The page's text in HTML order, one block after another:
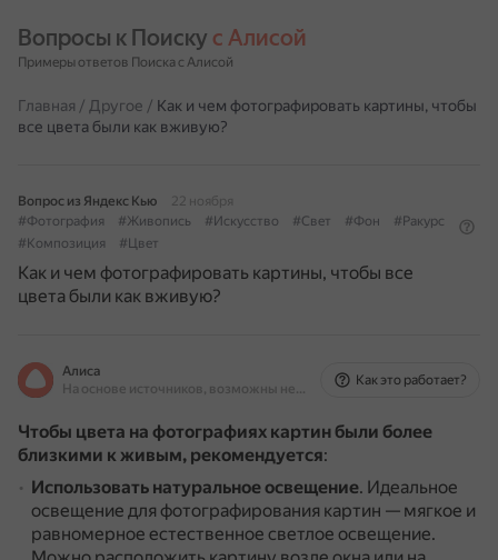
Вопросы к Поиску с Алисой
Примеры ответов Поиска с Алисой
Главная / Другое / Как и чем фотографировать картины, чтобы
все цвета были как вживую?
Вопрос из Яндекс Кью
22 ноября
#Фотография
#Живопись #Искусство #Свет #Фон
#Ракурс
#Композиция
#Цвет
Как и чем фотографировать картины, чтобы все
цвета были как вживую?
Алиса
На основе источников, возможны неточности
Как это работает?
Чтобы цвета на фотографиях картин были более
близкими к живым, рекомендуется:
Использовать натуральное освещение. Идеальное
освещение для фотографирования картин — мягкое и
равномерное естественное светлое освещение.